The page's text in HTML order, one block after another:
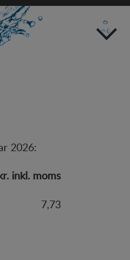
2026:
kr. inkl. moms
7,73